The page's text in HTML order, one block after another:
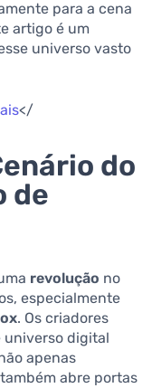
para a cena
artigo é um
universo vasto
</
do
de
revolução no
especialmente
. Os criadores
universo digital
apenas
abre portas